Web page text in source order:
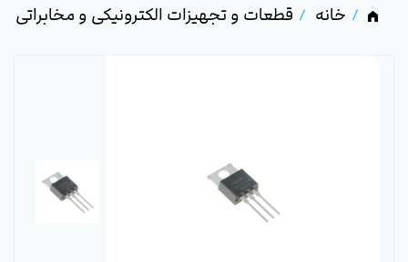
خانه قطعات و تجهیزات الکترونیکی و مخابراتی